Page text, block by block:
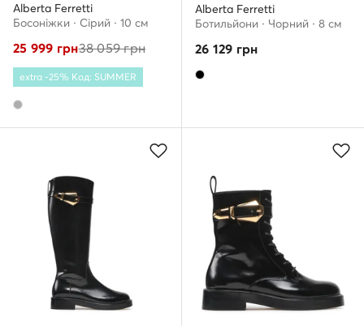
Alberta Ferretti
Босоніжки · Сірий · 10 см
25 999 грн38 059грн
extra -25% Код: SUMMER
Alberta Ferretti
Ботильйони · Чорний · 8 см
26 129 грн